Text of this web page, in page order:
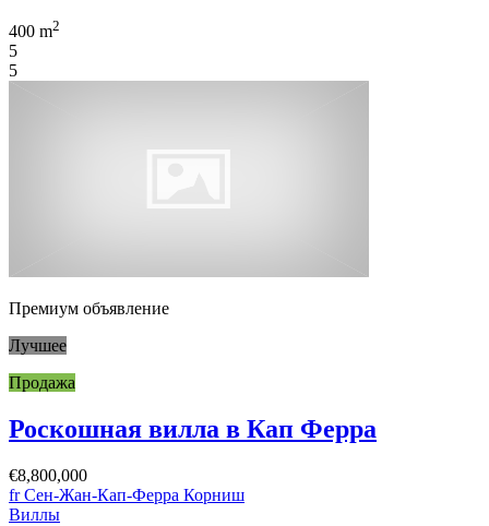
400 m2
5
5
Премиум объявление
Лучшее
Продажа
Роскошная вилла в Кап Ферра
€8,800,000
fr Сен-Жан-Кап-Ферра Корниш
Виллы